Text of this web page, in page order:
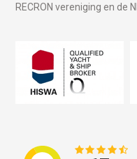
RECRON vereniging en de